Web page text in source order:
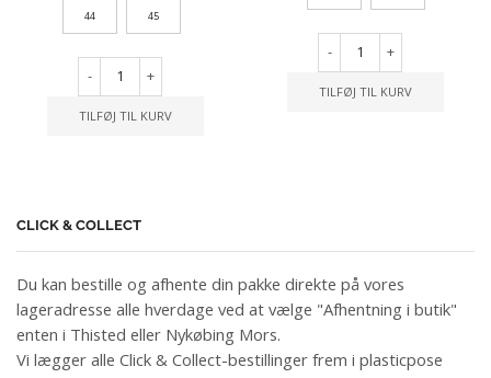
44 45
- +
TILFØJ TIL KURV
- +
TILFØJ TIL KURV
CLICK & COLLECT
Du kan bestille og afhente din pakke direkte på vores
lageradresse alle hverdage ved at vælge "Afhentning i butik"
enten i Thisted eller Nykøbing Mors.
Vi lægger alle Click & Collect-bestillinger frem i plasticpose